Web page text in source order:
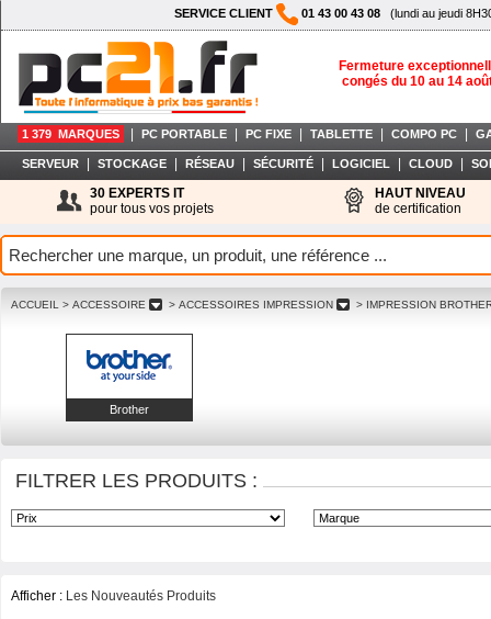
SERVICE CLIENT 01 43 00 43 08 (lundi au jeudi
Fermeture
congés du 10 au 14
1 379 MARQUES PC PORTABLE PC FIXE TABLETTE COMPO PC
SERVEUR STOCKAGE RÉSEAU SÉCURITÉ LOGICIEL CLOUD
30 EXPERTS IT
pour tous vos projets
HAUT NIVEAU
de certification
ACCUEIL > ACCESSOIRE > ACCESSOIRES IMPRESSION > IMPRESSION
Brother
FILTRER LES PRODUITS :
Afficher : Les Nouveautés Produits